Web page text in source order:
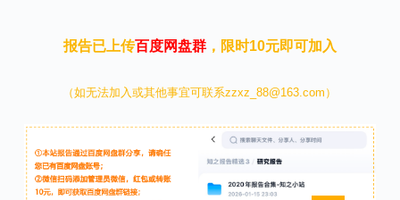
报告已上传百度网盘群，限时10元即可加入
（如无法加入或其他事宜可联系zzxz_88@163.com）